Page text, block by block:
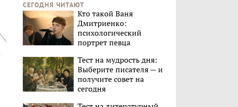
СЕГОДНЯ ЧИТАЮТ
Кто такой Ваня
Дмитриенко:
психологический
портрет певца
Тест на мудрость дня:
Выберите писателя — и
получите совет на
сегодня